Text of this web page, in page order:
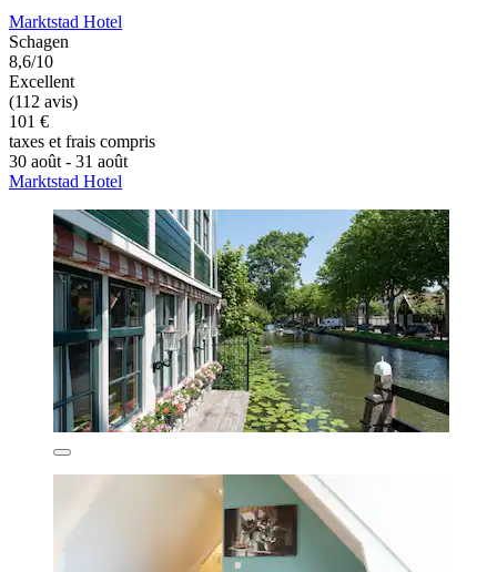
Marktstad Hotel
Schagen
8,6/10
Excellent
(112 avis)
101 €
taxes et frais compris
30 août - 31 août
Marktstad Hotel